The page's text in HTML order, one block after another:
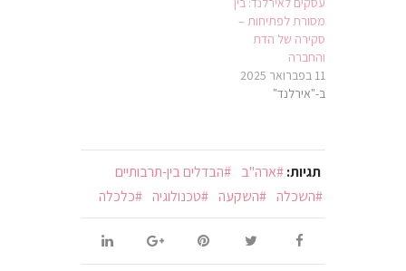
מסורת לפתיחות –
סקירה של הדת
והחברה
11 בפברואר 2025
ב-"אירלנד"
תגיות: ארה"ב
הבדלים בין-תרבותיים
השכלה
השקעה טכנולוגיה כלכלה